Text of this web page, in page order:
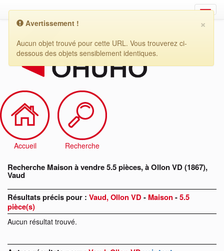
Maison
vendre
5.5
pièces,
VD
(1867),
Vaud
Accueil Recherche
Recherche Maison à vendre 5.5 pièces, à Ollon VD (1867),
Vaud
Résultats précis pour : Vaud, Ollon VD - Maison -5.5
pièce(s)
Aucun résultat trouvé.
×
Avertissement !
Aucun objet trouvé pour cette URL. Vous trouverez ci-
dessous des objets sensiblement identiques.